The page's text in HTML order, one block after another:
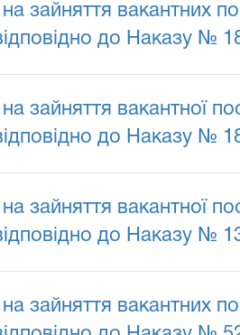
зайняття вакантних
до Наказу №
зайняття вакантної
до Наказу №
зайняття вакантної
до Наказу №
зайняття вакантних